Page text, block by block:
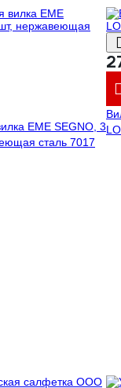
EME SEGNO, 3
сталь 7017